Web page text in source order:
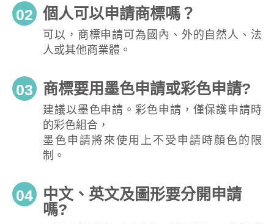
02 個人可以申請商標嗎？
可以，商標申請可為國內、外的自然人、法
人或其他商業體。
03 商標要用墨色申請或彩色申請?
建議以墨色申請。彩色申請，僅保護申請時
的彩色組合，
墨色申請將來使用上不受申請時顏色的限
制。
04
中文、英文及圖形要分開申請
嗎?